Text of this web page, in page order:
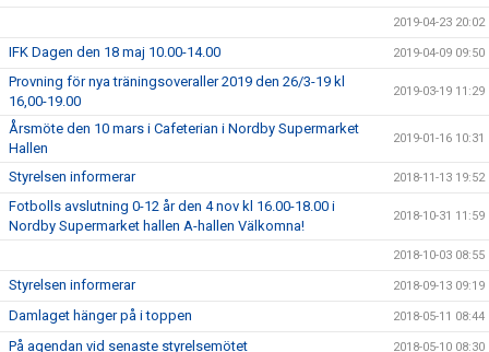
2019-04-23 20:02
IFK Dagen den 18 maj 10.00-14.00 2019-04-09 09:50
Provning för nya träningsoveraller 2019 den 26/3-19 kl
16,00-19.00
2019-03-19 11:29
Årsmöte den 10 mars i Cafeterian i Nordby Supermarket
Hallen
2019-01-16 10:31
Styrelsen informerar 2018-11-13 19:52
Fotbolls avslutning 0-12 år den 4 nov kl 16.00-18.00 i
Nordby Supermarket hallen A-hallen Välkomna!
2018-10-31 11:59
2018-10-03 08:55
Styrelsen informerar 2018-09-13 09:19
Damlaget hänger på i toppen 2018-05-11 08:44
På agendan vid senaste styrelsemötet 2018-05-10 08:30